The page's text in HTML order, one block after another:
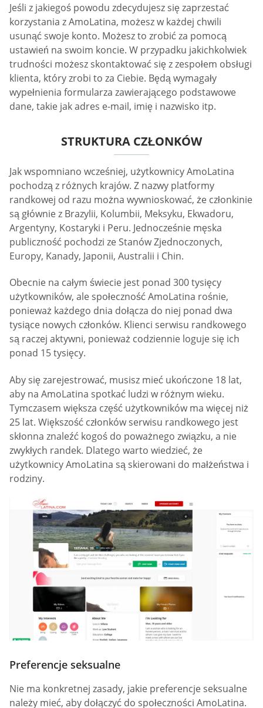
Jeśli z jakiegoś powodu zdecydujesz się zaprzestać
korzystania z AmoLatina, możesz w każdej chwili
usunąć swoje konto. Możesz to zrobić za pomocą
ustawień na swoim koncie. W przypadku jakichkolwiek
trudności możesz skontaktować się z zespołem obsługi
klienta, który zrobi to za Ciebie. Będą wymagały
wypełnienia formularza zawierającego podstawowe
dane, takie jak adres e-mail, imię i nazwisko itp.
STRUKTURA CZŁONKÓW
Jak wspomniano wcześniej, użytkownicy AmoLatina
pochodzą z różnych krajów. Z nazwy platformy
randkowej od razu można wywnioskować, że członkinie
są głównie z Brazylii, Kolumbii, Meksyku, Ekwadoru,
Argentyny, Kostaryki i Peru. Jednocześnie męska
publiczność pochodzi ze Stanów Zjednoczonych,
Europy, Kanady, Japonii, Australii i Chin.
Obecnie na całym świecie jest ponad 300 tysięcy
użytkowników, ale społeczność AmoLatina rośnie,
ponieważ każdego dnia dołącza do niej ponad dwa
tysiące nowych członków. Klienci serwisu randkowego
są raczej aktywni, ponieważ codziennie loguje się ich
ponad 15 tysięcy.
Aby się zarejestrować, musisz mieć ukończone 18 lat,
aby na AmoLatina spotkać ludzi w różnym wieku.
Tymczasem większa część użytkowników ma więcej niż
25 lat. Większość członków serwisu randkowego jest
skłonna znaleźć kogoś do poważnego związku, a nie
zwykłych randek. Dlatego warto wiedzieć, że
użytkownicy AmoLatina są skierowani do małżeństwa i
rodziny.
Preferencje seksualne
Nie ma konkretnej zasady, jakie preferencje seksualne
należy mieć, aby dołączyć do społeczności AmoLatina.